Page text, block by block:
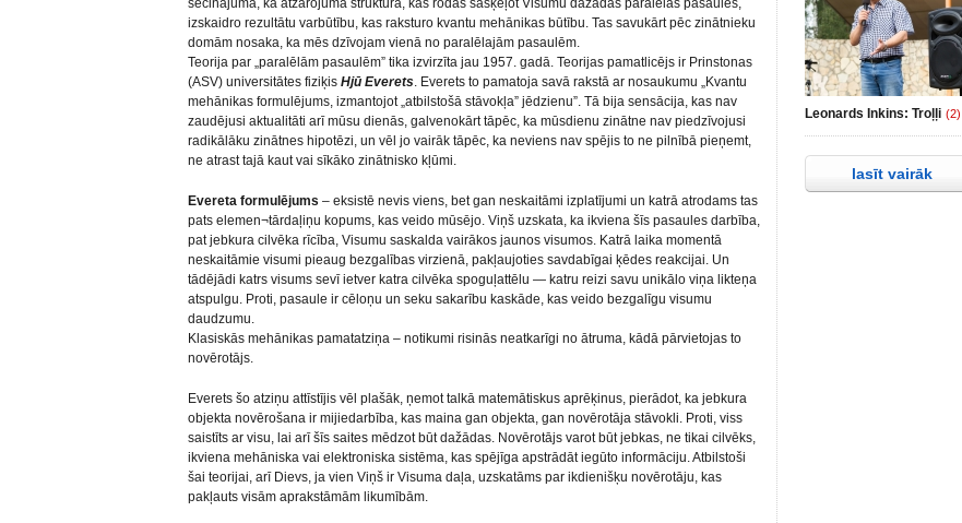
secinājuma, ka atzarojuma struktūra, kas rodas sašķeļot Visumu dažādās paralēlās pasaulēs,
izskaidro rezultātu varbūtību, kas raksturo kvantu mehānikas būtību. Tas savukārt pēc zinātnieku
domām nosaka, ka mēs dzīvojam vienā no paralēlajām pasaulēm.
Teorija par „paralēlām pasaulēm” tika izvirzīta jau 1957. gadā. Teorijas pamatlicējs ir Prinstonas
(ASV) universitātes fiziķis Hjū Everets. Everets to pamatoja savā rakstā ar nosaukumu „Kvantu
mehānikas formulējums, izmantojot „atbilstošā stāvokļa” jēdzienu”. Tā bija sensācija, kas nav
zaudējusi aktualitāti arī mūsu dienās, galvenokārt tāpēc, ka mūsdienu zinātne nav piedzīvojusi
radikālāku zinātnes hipotēzi, un vēl jo vairāk tāpēc, ka neviens nav spējis to ne pilnībā pieņemt,
ne atrast tajā kaut vai sīkāko zinātnisko kļūmi.
Evereta formulējums – eksistē nevis viens, bet gan neskaitāmi izplatījumi un katrā atrodams tas
pats elemen¬tārdaļiņu kopums, kas veido mūsējo. Viņš uzskata, ka ikviena šīs pasaules darbība,
pat jebkura cilvēka rīcība, Visumu saskalda vairākos jaunos visumos. Katrā laika momentā
neskaitāmie visumi pieaug bezgalības virzienā, pakļaujoties savdabīgai ķēdes reakcijai. Un
tādējādi katrs visums sevī ietver katra cilvēka spoguļattēlu — katru reizi savu unikālo viņa likteņa
atspulgu. Proti, pasaule ir cēloņu un seku sakarību kaskāde, kas veido bezgalīgu visumu
daudzumu.
Klasiskās mehānikas pamatatziņa – notikumi risinās neatkarīgi no ātruma, kādā pārvietojas to
novērotājs.
Everets šo atziņu attīstījis vēl plašāk, ņemot talkā matemātiskus aprēķinus, pierādot, ka jebkura
objekta novērošana ir mijiedarbība, kas maina gan objekta, gan novērotāja stāvokli. Proti, viss
saistīts ar visu, lai arī šīs saites mēdzot būt dažādas. Novērotājs varot būt jebkas, ne tikai cilvēks,
ikviena mehāniska vai elektroniska sistēma, kas spējīga apstrādāt iegūto informāciju. Atbilstoši
šai teorijai, arī Dievs, ja vien Viņš ir Visuma daļa, uzskatāms par ikdienišķu novērotāju, kas
pakļauts visām aprakstāmām likumībām.
Leonards Inkins: Troļļi (2)
lasīt vairāk